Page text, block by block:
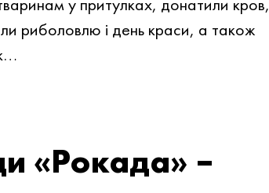
у притулках, донатили кров,
риболовлю і день краси, а також
«Рокада» –